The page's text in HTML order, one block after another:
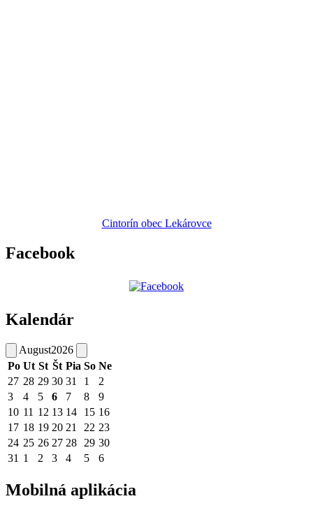
Cintorín obec Lekárovce
Facebook
Kalendár
August2026
Po Ut St Št Pia So Ne
27 28 29 30 31 1
2
3
4 5 6 7 8
9
10 11 12 13 14 15 16
17 18 19 20 21 22 23
24 25 26 27 28 29 30
31 1 2 3 4 5 6
Mobilná aplikácia